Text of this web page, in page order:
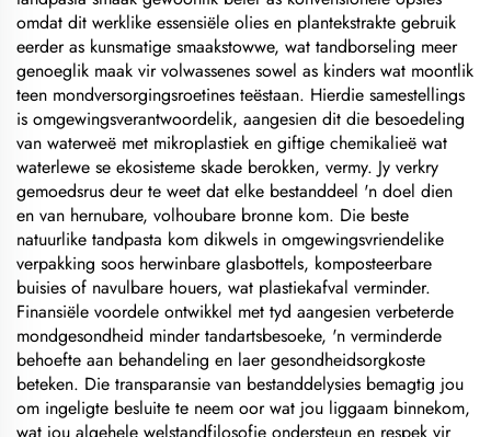
omdat dit werklike essensiële olies en plantekstrakte gebruik
eerder as kunsmatige smaakstowwe, wat tandborseling meer
genoeglik maak vir volwassenes sowel as kinders wat moontlik
teen mondversorgingsroetines teëstaan. Hierdie samestellings
is omgewingsverantwoordelik, aangesien dit die besoedeling
van waterweë met mikroplastiek en giftige chemikalieë wat
waterlewe se ekosisteme skade berokken, vermy. Jy verkry
gemoedsrus deur te weet dat elke bestanddeel 'n doel dien
en van hernubare, volhoubare bronne kom. Die beste
natuurlike tandpasta kom dikwels in omgewingsvriendelike
verpakking soos herwinbare glasbottels, komposteerbare
buisies of navulbare houers, wat plastiekafval verminder.
Finansiële voordele ontwikkel met tyd aangesien verbeterde
mondgesondheid minder tandartsbesoeke, 'n verminderde
behoefte aan behandeling en laer gesondheidsorgkoste
beteken. Die transparansie van bestanddelysies bemagtig jou
om ingeligte besluite te neem oor wat jou liggaam binnekom,